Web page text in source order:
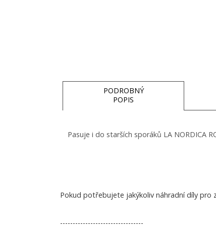
PODROBNÝ
POPIS
Pasuje i do starších sporáků LA NORDICA
Pokud potřebujete jakýkoliv náhradní díly pro
---------------------------------